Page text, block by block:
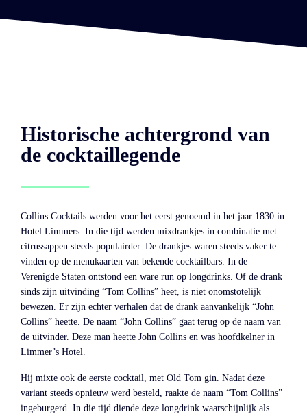
Historische achtergrond van
de cocktaillegende
Collins Cocktails werden voor het eerst genoemd in het jaar 1830 in
Hotel Limmers. In die tijd werden mixdrankjes in combinatie met
citrussappen steeds populairder. De drankjes waren steeds vaker te
vinden op de menukaarten van bekende cocktailbars. In de
Verenigde Staten ontstond een ware run op longdrinks. Of de drank
sinds zijn uitvinding “Tom Collins” heet, is niet onomstotelijk
bewezen. Er zijn echter verhalen dat de drank aanvankelijk “John
Collins” heette. De naam “John Collins” gaat terug op de naam van
de uitvinder. Deze man heette John Collins en was hoofdkelner in
Limmer’s Hotel.
Hij mixte ook de eerste cocktail, met Old Tom gin. Nadat deze
variant steeds opnieuw werd besteld, raakte de naam “Tom Collins”
ingeburgerd. In die tijd diende deze longdrink waarschijnlijk als